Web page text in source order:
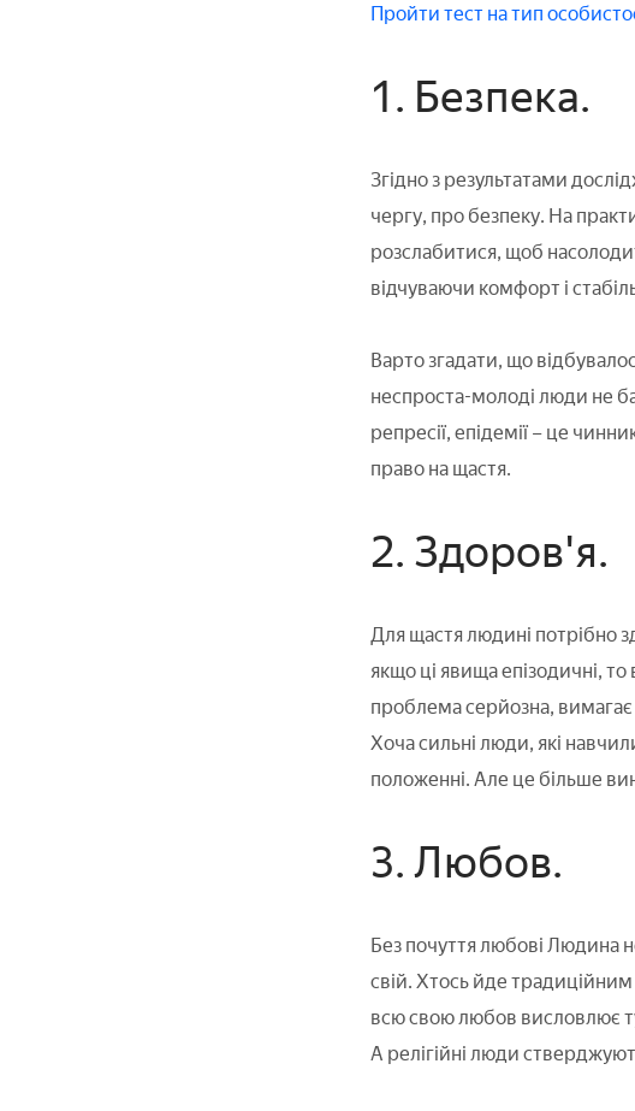
Пройти тест на тип
1. Безпека.
Згідно з результатами
чергу, про безпеку. На
розслабитися, щоб
відчуваючи комфорт і
Варто згадати, що
неспроста-молоді люди не
репресії, епідемії – це
право на щастя.
2. Здоров'я.
Для щастя людині потрібно
якщо ці явища епізодичні,
проблема серйозна, вимагає
Хоча сильні люди, які
положенні. Але це більше
3. Любов.
Без почуття любові Людина
свій. Хтось йде
всю свою любов висловлює
А релігійні люди